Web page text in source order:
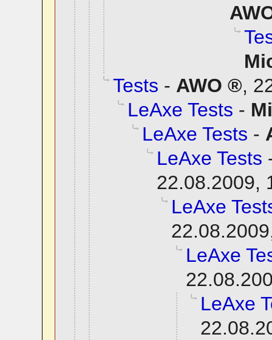
Tests - AWO ,
LeAxe Tests -
LeAxe Tests -
LeAxe Tests
22.08.2009,
LeAxe
LeAxe
LeAxe